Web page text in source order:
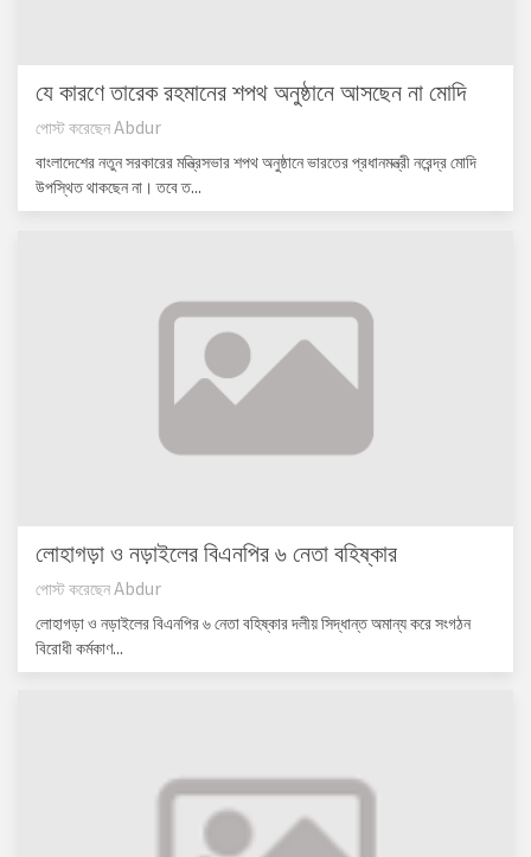
যে কারণে তারেক রহমানের শপথ অনুষ্ঠানে আসছেন না মোদি
পোস্ট করেছেনAbdur
বাংলাদেশের নতুন সরকারের মন্ত্রিসভার শপথ অনুষ্ঠানে ভারতের প্রধানমন্ত্রী নরেন্দ্র মোদি
উপস্থিত থাকছেন না। তবে ত...
লোহাগড়া ও নড়াইলের বিএনপির ৬ নেতা বহিষ্কার
পোস্ট করেছেনAbdur
লোহাগড়া ও নড়াইলের বিএনপির ৬ নেতা বহিষ্কার দলীয় সিদ্ধান্ত অমান্য করে সংগঠন
বিরোধী কর্মকাণ...